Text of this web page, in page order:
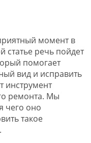
момент в
статье речь пойдет
помогает
вид и исправить
инструмент
ремонта. Мы
чего оно
такое